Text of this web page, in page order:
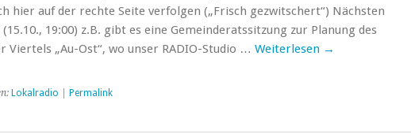
hier auf der rechte Seite verfolgen („Frisch gezwitschert“) Nächsten
19:00) z.B. gibt es eine Gemeinderatssitzung zur Planung des
Viertels „Au-Ost“, wo unser RADIO-Studio …Weiterlesen →
Lokalradio Permalink